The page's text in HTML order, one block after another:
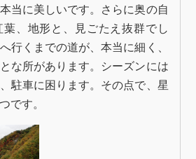
当に美しいです。さらに奥の自
、地形と、見ごたえ抜群でし
行くまでの道が、本当に細く、
な所があります。シーズンには
駐車に困ります。その点で、星
です。